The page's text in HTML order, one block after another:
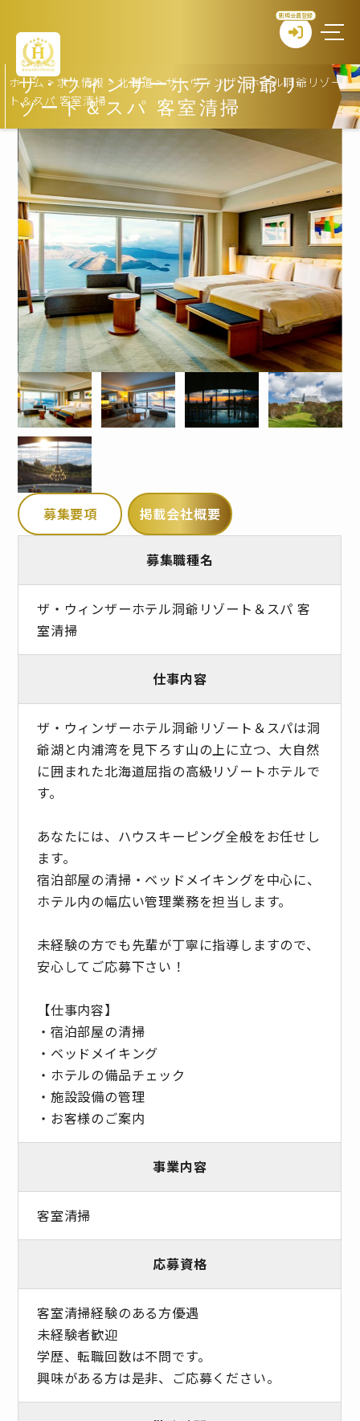
新規会員登録
ザ・ウィンザーホテル洞爺リ
ゾート＆スパ 客室清掃
ホーム >求人情報 >北海道>ザ・ウィンザーホテル洞爺リゾー
ト＆スパ 客室清掃
募集要項 掲載会社概要
募集職種名
ザ・ウィンザーホテル洞爺リゾート＆スパ 客
室清掃
仕事内容
ザ・ウィンザーホテル洞爺リゾート＆スパは洞
爺湖と内浦湾を見下ろす山の上に立つ、大自然
に囲まれた北海道屈指の高級リゾートホテルで
す。
あなたには、ハウスキーピング全般をお任せし
ます。
宿泊部屋の清掃・ベッドメイキングを中心に、
ホテル内の幅広い管理業務を担当します。
未経験の方でも先輩が丁寧に指導しますので、
安心してご応募下さい！
【仕事内容】
・宿泊部屋の清掃
・ベッドメイキング
・ホテルの備品チェック
・施設設備の管理
・お客様のご案内
事業内容
客室清掃
応募資格
客室清掃経験のある方優遇
未経験者歓迎
学歴、転職回数は不問です。
興味がある方は是非、ご応募ください。